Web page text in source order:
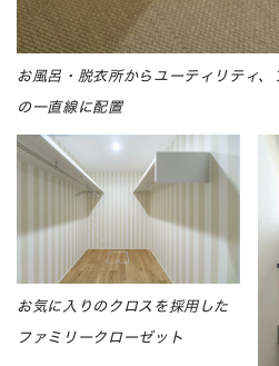
お風呂・脱衣所からユーティリティ
の一直線に配置
お気に入りのクロスを採用した
ファミリークローゼット